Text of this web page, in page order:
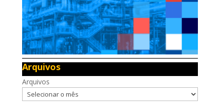
Arquivos
Arquivos